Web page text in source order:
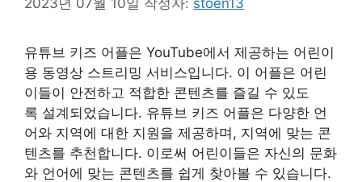
유튜브 키즈 어플은 YouTube에서 제공하는 어린이
용 동영상 스트리밍 서비스입니다. 이 어플은 어린
이들이 안전하고 적합한 콘텐츠를 즐길 수 있도
록 설계되었습니다. 유튜브 키즈 어플은 다양한 언
어와 지역에 대한 지원을 제공하며, 지역에 맞는 콘
텐츠를 추천합니다. 이로써 어린이들은 자신의 문화
와 언어에 맞는 콘텐츠를 쉽게 찾아볼 수 있습니다.